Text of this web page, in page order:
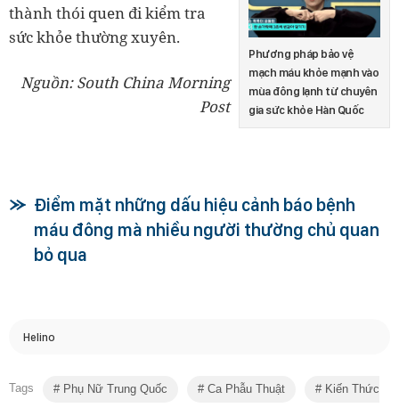
Phương pháp bảo vệ
mạch máu khỏe mạnh vào
mùa đông lạnh từ chuyên
gia sức khỏe Hàn Quốc
thành thói quen đi kiểm tra
sức khỏe thường xuyên.
Nguồn: South China Morning
Post
Điểm mặt những dấu hiệu cảnh báo bệnh
máu đông mà nhiều người thường chủ quan
bỏ qua
Helino
Tags Phụ Nữ Trung Quốc Ca Phẫu Thuật Kiến Thức